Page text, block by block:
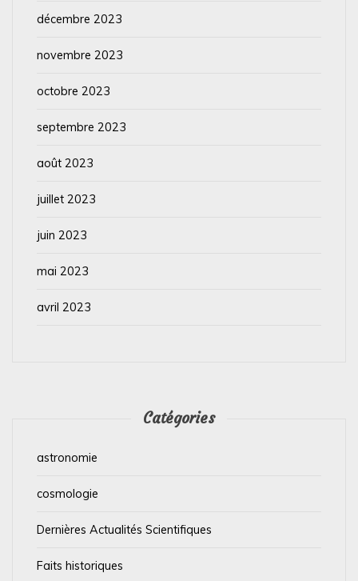
décembre 2023
novembre 2023
octobre 2023
septembre 2023
août 2023
juillet 2023
juin 2023
mai 2023
avril 2023
Catégories
astronomie
cosmologie
Dernières Actualités Scientifiques
Faits historiques